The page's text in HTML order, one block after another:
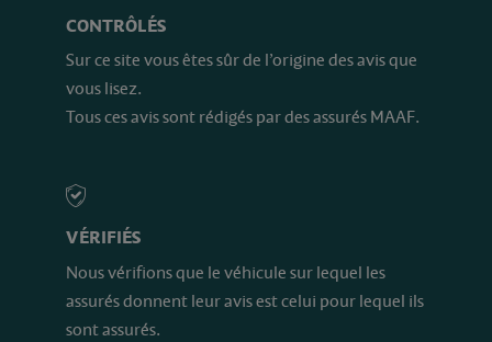
CONTRÔLÉS
Sur ce site vous êtes sûr de l’origine des avis que
vous lisez.
Tous ces avis sont rédigés par des assurés MAAF.
VÉRIFIÉS
Nous vérifions que le véhicule sur lequel les
assurés donnent leur avis est celui pour lequel ils
sont assurés.